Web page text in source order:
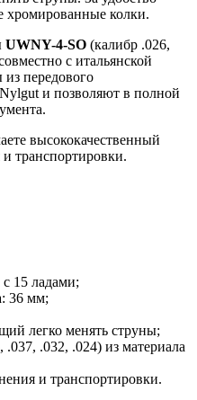
хромированные колки.
UWNY-4-SO (калибр .026,
с итальянской
передового
и позволяют в полной
высококачественный
и транспортировки.
15 ладами;
36 мм;
легко менять струны;
.037, .032, .024) из материала
и транспортировки.